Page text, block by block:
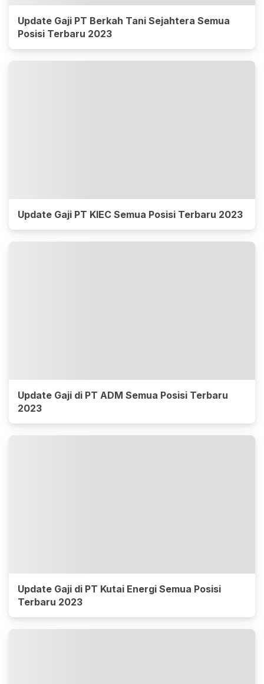
Update Gaji PT Berkah Tani Sejahtera Semua
Posisi Terbaru 2023
Update Gaji PT KIEC Semua Posisi Terbaru 2023
Update Gaji di PT ADM Semua Posisi Terbaru
2023
Update Gaji di PT Kutai Energi Semua Posisi
Terbaru 2023